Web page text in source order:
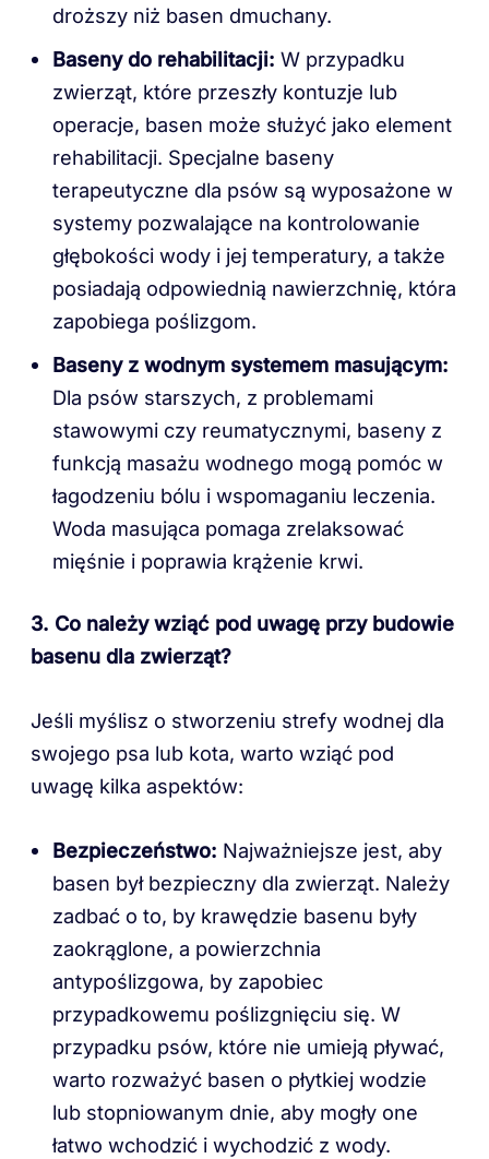
droższy niż basen dmuchany.
Baseny do rehabilitacji: W przypadku
zwierząt, które przeszły kontuzje lub
operacje, basen może służyć jako element
rehabilitacji. Specjalne baseny
terapeutyczne dla psów są wyposażone w
systemy pozwalające na kontrolowanie
głębokości wody i jej temperatury, a także
posiadają odpowiednią nawierzchnię, która
zapobiega poślizgom.
Baseny z wodnym systemem masującym:
Dla psów starszych, z problemami
stawowymi czy reumatycznymi, baseny z
funkcją masażu wodnego mogą pomóc w
łagodzeniu bólu i wspomaganiu leczenia.
Woda masująca pomaga zrelaksować
mięśnie i poprawia krążenie krwi.
3. Co należy wziąć pod uwagę przy budowie
basenu dla zwierząt?
Jeśli myślisz o stworzeniu strefy wodnej dla
swojego psa lub kota, warto wziąć pod
uwagę kilka aspektów:
Bezpieczeństwo: Najważniejsze jest, aby
basen był bezpieczny dla zwierząt. Należy
zadbać o to, by krawędzie basenu były
zaokrąglone, a powierzchnia
antypoślizgowa, by zapobiec
przypadkowemu poślizgnięciu się. W
przypadku psów, które nie umieją pływać,
warto rozważyć basen o płytkiej wodzie
lub stopniowanym dnie, aby mogły one
łatwo wchodzić i wychodzić z wody.